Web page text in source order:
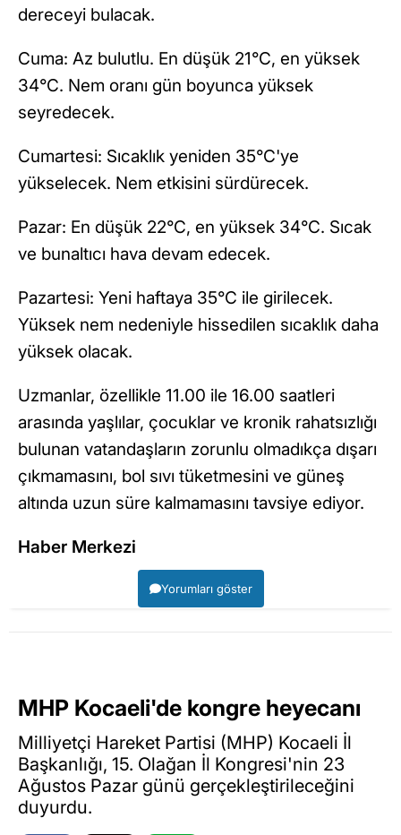
dereceyi bulacak.
Cuma: Az bulutlu. En düşük 21°C, en yüksek
34°C. Nem oranı gün boyunca yüksek
seyredecek.
Cumartesi: Sıcaklık yeniden 35°C'ye
yükselecek. Nem etkisini sürdürecek.
Pazar: En düşük 22°C, en yüksek 34°C. Sıcak
ve bunaltıcı hava devam edecek.
Pazartesi: Yeni haftaya 35°C ile girilecek.
Yüksek nem nedeniyle hissedilen sıcaklık daha
yüksek olacak.
Uzmanlar, özellikle 11.00 ile 16.00 saatleri
arasında yaşlılar, çocuklar ve kronik rahatsızlığı
bulunan vatandaşların zorunlu olmadıkça dışarı
çıkmamasını, bol sıvı tüketmesini ve güneş
altında uzun süre kalmamasını tavsiye ediyor.
Haber Merkezi
Yorumları göster
MHP Kocaeli'de kongre heyecanı
Milliyetçi Hareket Partisi (MHP) Kocaeli İl
Başkanlığı, 15. Olağan İl Kongresi'nin 23
Ağustos Pazar günü gerçekleştirileceğini
duyurdu.